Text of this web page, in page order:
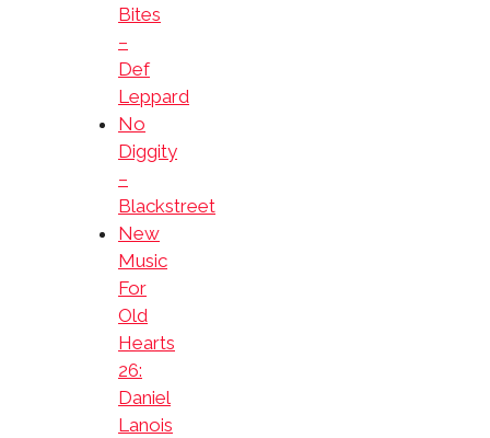
Bites
–
Def
Leppard
No
Diggity
–
Blackstreet
New
Music
For
Old
Hearts
26:
Daniel
Lanois